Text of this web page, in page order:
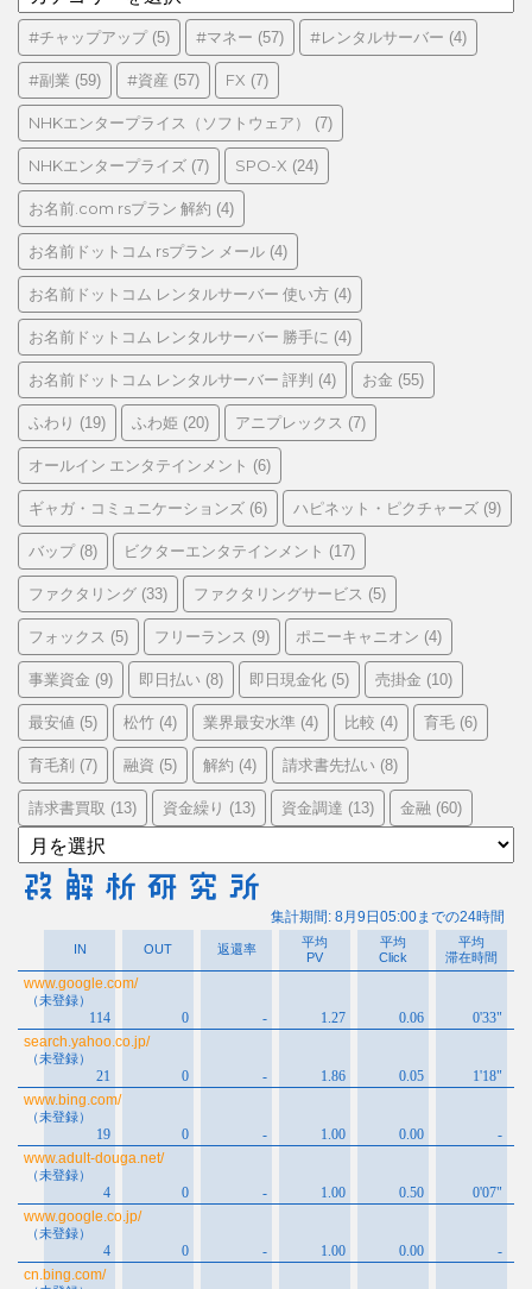
テ
ゴ
リ
ー
#チャップアップ(5) #マネー (57) #レンタルサーバー (4)
#副業 (59) #資産 (57) FX (7)
NHKエンタープライス（ソフトウェア） (7)
NHKエンタープライズ (7) SPO-X (24)
お名前.com rsプラン 解約 (4)
お名前ドットコム rsプラン メール (4)
お名前ドットコム レンタルサーバー 使い方 (4)
お名前ドットコム レンタルサーバー 勝手に (4)
お名前ドットコム レンタルサーバー 評判 (4) お金 (55)
ふわり (19) ふわ姫 (20) アニプレックス (7)
オールイン エンタテインメント (6)
ギャガ・コミュニケーションズ (6) ハピネット・ピクチャーズ (9)
バップ(8) ビクターエンタテインメント (17)
ファクタリング (33) ファクタリングサービス (5)
フォックス (5) フリーランス (9) ポニーキャニオン (4)
事業資金 (9) 即日払い (8) 即日現金化 (5) 売掛金 (10)
最安値 (5) 松竹 (4) 業界最安水準 (4) 比較 (4) 育毛 (6)
育毛剤 (7) 融資 (5) 解約 (4) 請求書先払い (8)
請求書買取 (13) 資金繰り (13) 資金調達 (13) 金融 (60)
ア
ー
カ